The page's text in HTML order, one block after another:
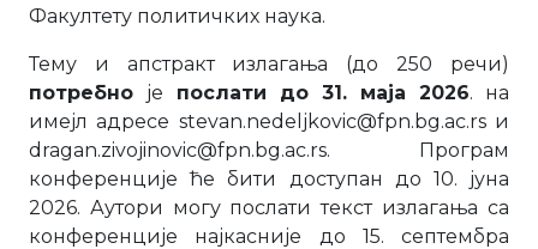
Факултету политичких наука.
Тему и апстракт излагања (до 250 речи)
потребно је послати до 31. маја 2026. на
имејл адресе stevan.nedeljkovic@fpn.bg.ac.rs и
dragan.zivojinovic@fpn.bg.ac.rs. Програм
конференције ће бити доступан до 10. јуна
2026. Аутори могу послати текст излагања са
конференције најкасније до 15. септембра